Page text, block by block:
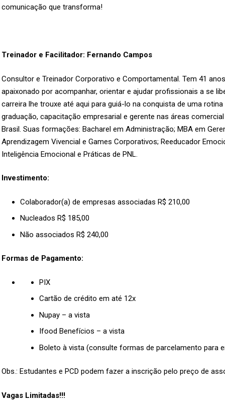
comunicação que transforma!
Treinador e Facilitador: Fernando Campos
Consultor e Treinador Corporativo e Comportamental. Tem 41
apaixonado por acompanhar, orientar e ajudar profissionais a se
carreira lhe trouxe até aqui para guiá-lo na conquista de uma
graduação, capacitação empresarial e gerente nas áreas
Brasil. Suas formações: Bacharel em Administração; MBA em
Aprendizagem Vivencial e Games Corporativos; Reeducador
Inteligência Emocional e Práticas de PNL.
Investimento:
Colaborador(a) de empresas associadas R$ 210,00
Nucleados R$ 185,00
Não associados R$ 240,00
Formas de Pagamento:
PIX
Cartão de crédito em até 12x
Nupay – a vista
Ifood Benefícios – a vista
Boleto à vista (consulte formas de parcelamento para
Obs.: Estudantes e PCD podem fazer a inscrição pelo preço de
Vagas Limitadas!!!